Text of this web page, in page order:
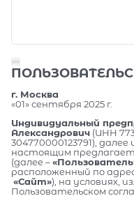
г. Москва
«01» сентября 2025 г.
Индивидуальный
Александрович (ИНН
304770000123791),
настоящим
(далее –
расположенный по
«Сайт»), на условиях,
Пользовательском